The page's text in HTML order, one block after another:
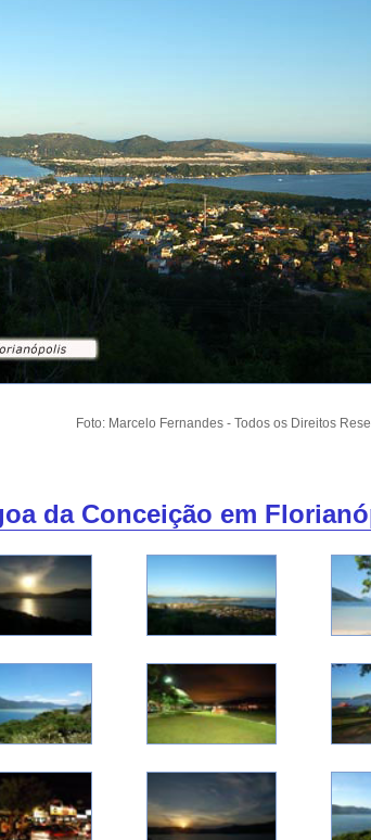
Foto: Marcelo Fernandes - Todos os Direitos
da Conceição em